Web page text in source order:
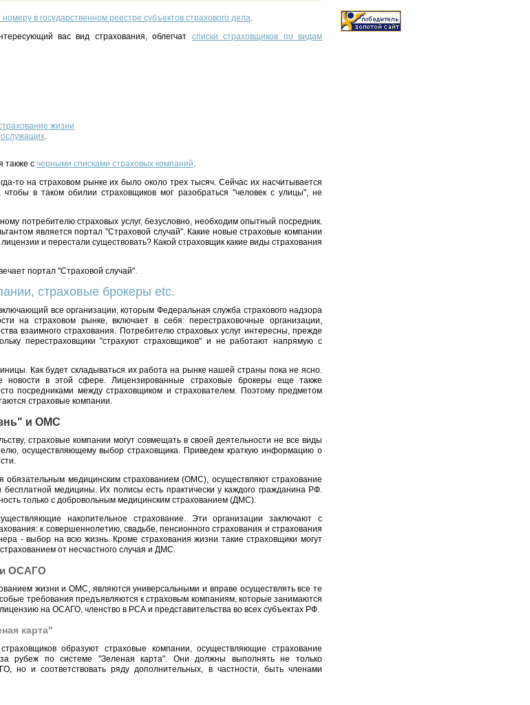
в государственном реестре субъектов страхового дела.
вас вид страхования, облегчат списки страховщиков по видам
жизни
.
также с черными списками страховых компаний.
то на страховом рынке их было около трех тысяч. Сейчас их насчитывается
в таком обилии страховщиков мог разобраться "человек с улицы", не
потребителю страховых услуг, безусловно, необходим опытный посредник.
является портал "Страховой случай". Какие новые страховые компании
и перестали существовать? Какой страховщик какие виды страхования
портал "Страховой случай".
страховые брокеры etc.
все организации, которым Федеральная служба страхового надзора
на страховом рынке, включает в себя: перестраховочные организации,
взаимного страхования. Потребителю страховых услуг интересны, прежде
перестраховщики "страхуют страховщиков" и не работают напрямую с
Как будет складываться их работа на рынке нашей страны пока не ясно.
новости в этой сфере. Лицензированные страховые брокеры еще также
посредниками между страховщиком и страхователем. Поэтому предметом
страховые компании.
и ОМС
страховые компании могут совмещать в своей деятельности не все виды
осуществляющему выбор страховщика. Приведем краткую информацию о
обязательным медицинским страхованием (ОМС), осуществляют страхование
медицины. Их полисы есть практически у каждого гражданина РФ.
только с добровольным медицинским страхованием (ДМС).
накопительное страхование. Эти организации заключают с
к совершеннолетию, свадьбе, пенсионного страхования и страхования
- выбор на всю жизнь. Кроме страхования жизни такие страховщики могут
от несчастного случая и ДМС.
ОСАГО
жизни и ОМС, являются универсальными и вправе осуществлять все те
требования предъявляются к страховым компаниям, которые занимаются
на ОСАГО, членство в РСА и представительства во всех субъектах РФ.
карта"
образуют страховые компании, осуществляющие страхование
за рубеж по системе "Зеленая карта". Они должны выполнять не только
но и соответствовать ряду дополнительных, в частности, быть членами